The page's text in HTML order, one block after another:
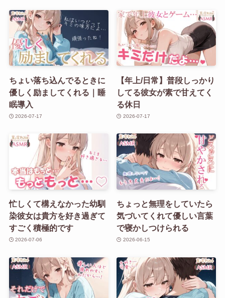
ちょい落ち込んでるときに
優しく励ましてくれる｜睡
眠導入
2026-07-17
【年上/日常】普段しっかり
してる彼女が素で甘えてく
る休日
2026-07-17
忙しくて構えなかった幼馴
染彼女は貴方を好き過ぎて
すごく積極的です
2026-07-06
ちょっと無理をしていたら
気づいてくれて優しい言葉
で寝かしつけられる
2026-06-15